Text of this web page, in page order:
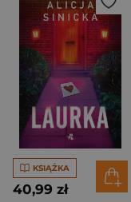
KSIĄŻKA
40,99 zł